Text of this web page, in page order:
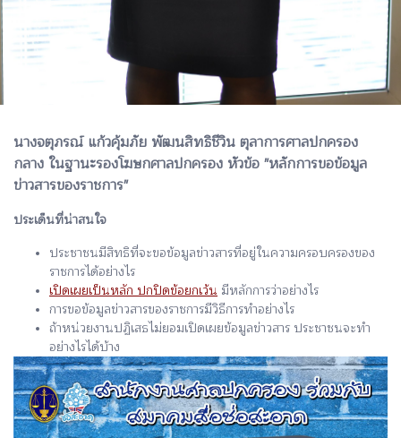
นางจตุภรณ์ แก้วคุ้มภัย พัฒนสิทธิชีวิน ตุลาการศาลปกครอง
กลาง ในฐานะรองโฆษกศาลปกครอง หัวข้อ "หลักการขอข้อมูล
ข่าวสารของราชการ"
ประเด็นที่น่าสนใจ
ประชาชนมีสิทธิที่จะขอข้อมูลข่าวสารที่อยู่ในความครอบครองของ
ราชการได้อย่างไร
เปิดเผยเป็นหลัก ปกปิดข้อยกเว้น มีหลักการว่าอย่างไร
การขอข้อมูลข่าวสารของราชการมีวิธีการทำอย่างไร
ถ้าหน่วยงานปฏิเสธไม่ยอมเปิดเผยข้อมูลข่าวสาร ประชาชนจะทำ
อย่างไรได้บ้าง